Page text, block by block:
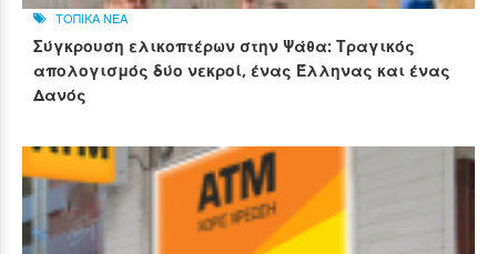
ΤΟΠΙΚΑ ΝΕΑ
Σύγκρουση ελικοπτέρων στην Ψάθα: Τραγικός
απολογισμός δύο νεκροί, ένας Έλληνας και ένας
Δανός